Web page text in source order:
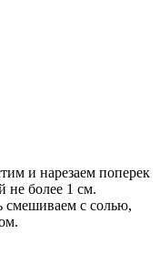
и нарезаем поперек
не более 1 см.
смешиваем с солью,